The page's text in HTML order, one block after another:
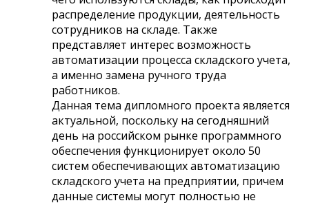
распределение продукции, деятельность
сотрудников на складе. Также
представляет интерес возможность
автоматизации процесса складского учета,
а именно замена ручного труда
работников.
Данная тема дипломного проекта является
актуальной, поскольку на сегодняшний
день на российском рынке программного
обеспечения функционирует около 50
систем обеспечивающих автоматизацию
складского учета на предприятии, причем
данные системы могут полностью не